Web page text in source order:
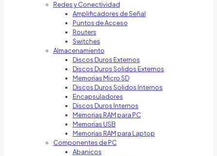
Redes y Conectividad
Amplificadores de Señal
Puntos de Acceso
Routers
Switches
Almacenamiento
Discos Duros Externos
Discos Duros Solidos Externos
Memorias Micro SD
Discos Duros Solidos Internos
Encapsuladores
Discos Duros Internos
Memorias RAM para PC
Memorias USB
Memorias RAM para Laptop
Componentes de PC
Abanicos